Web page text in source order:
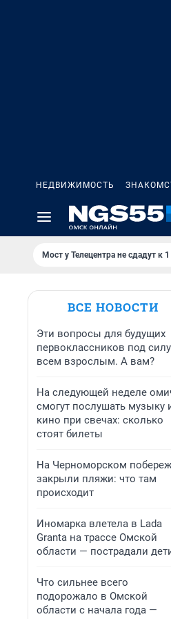
НЕДВИЖИМОСТЬ
Мост у Телецентра не сдадут к
ВСЕ НОВОСТИ
Эти вопросы для будущих
первоклассников под
всем взрослым. А вам?
На следующей неделе
смогут послушать музыку
кино при свечах: сколько
стоят билеты
На Черноморском
закрыли пляжи: что там
происходит
Иномарка влетела в Lada
Granta на трассе Омской
области — пострадали
Что сильнее всего
подорожало в Омской
области с начала года —